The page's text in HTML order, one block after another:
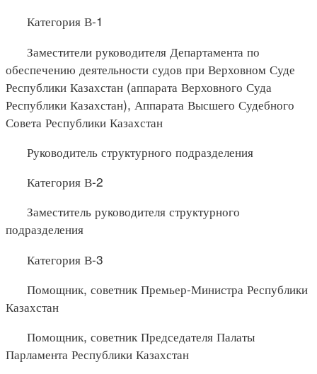
Категория В-1
Заместители руководителя Департамента по
обеспечению деятельности судов при Верховном Суде
Республики Казахстан (аппарата Верховного Суда
Республики Казахстан), Аппарата Высшего Судебного
Совета Республики Казахстан
Руководитель структурного подразделения
Категория В-2
Заместитель руководителя структурного
подразделения
Категория В-3
Помощник, советник Премьер-Министра Республики
Казахстан
Помощник, советник Председателя Палаты
Парламента Республики Казахстан